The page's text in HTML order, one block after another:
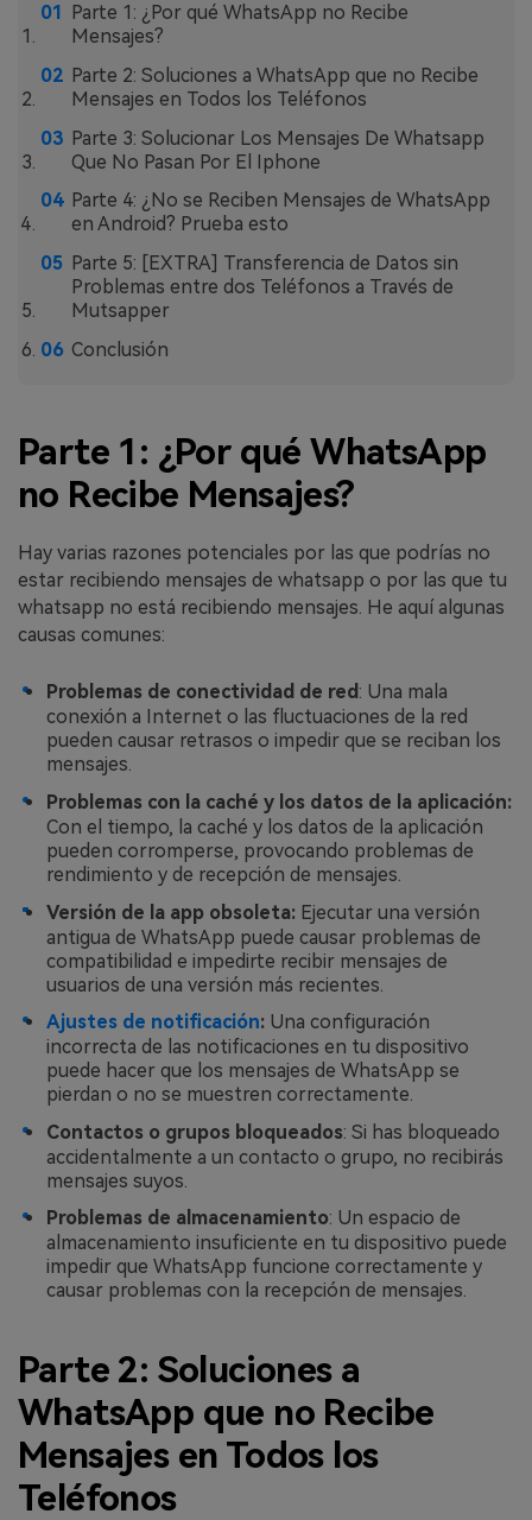
en WhatsApp.
Parte 1: ¿Por qué WhatsApp no Recibe
Mensajes?
Parte 2: Soluciones a WhatsApp que no Recibe
Mensajes en Todos los Teléfonos
Parte 3: Solucionar Los Mensajes De Whatsapp
Que No Pasan Por El Iphone
Parte 4: ¿No se Reciben Mensajes de WhatsApp
en Android? Prueba esto
Parte 5: [EXTRA] Transferencia de Datos sin
Problemas entre dos Teléfonos a Través de
Mutsapper
Conclusión
Parte 1: ¿Por qué WhatsApp
no Recibe Mensajes?
Hay varias razones potenciales por las que podrías no
estar recibiendo mensajes de whatsapp o por las que tu
whatsapp no está recibiendo mensajes. He aquí algunas
causas comunes:
Problemas de conectividad de red : Una mala
conexión a Internet o las fluctuaciones de la red
pueden causar retrasos o impedir que se reciban los
mensajes.
Problemas con la caché y los datos de la aplicación:
Con el tiempo, la caché y los datos de la aplicación
pueden corromperse, provocando problemas de
rendimiento y de recepción de mensajes.
Versión de la app obsoleta: Ejecutar una versión
antigua de WhatsApp puede causar problemas de
compatibilidad e impedirte recibir mensajes de
usuarios de una versión más recientes.
Ajustes de notificación: Una configuración
incorrecta de las notificaciones en tu dispositivo
puede hacer que los mensajes de WhatsApp se
pierdan o no se muestren correctamente.
Contactos o grupos bloqueados: Si has bloqueado
accidentalmente a un contacto o grupo, no recibirás
mensajes suyos.
Problemas de almacenamiento: Un espacio de
almacenamiento insuficiente en tu dispositivo puede
impedir que WhatsApp funcione correctamente y
causar problemas con la recepción de mensajes.
Parte 2: Soluciones a
WhatsApp que no Recibe
Mensajes en Todos los
Teléfonos